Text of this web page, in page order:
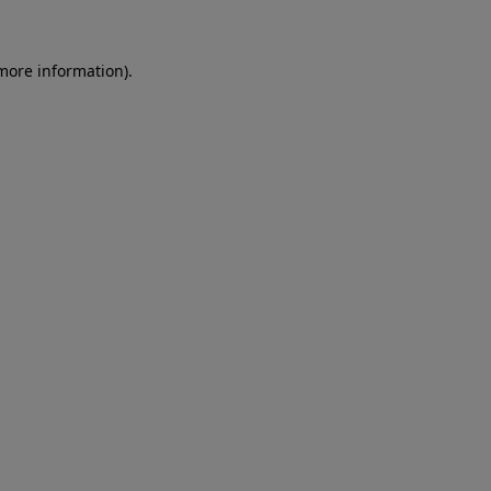
information).